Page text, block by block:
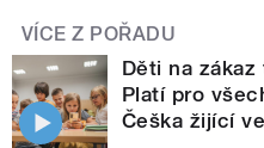
VÍCE Z POŘADU
Děti na
Platí pro
Češka žijící